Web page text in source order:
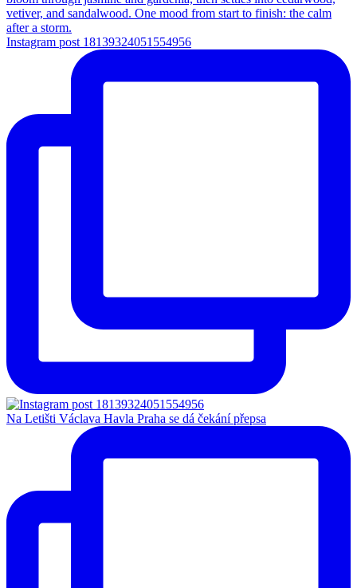
Instagram post 18139324051554956
Na Letišti Václava Havla Praha se dá čekání přepsa